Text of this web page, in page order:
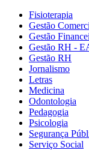
Fisioterapia
Gestão
Gestão
Gestão RH -
Gestão RH
Jornalismo
Letras
Medicina
Odontologia
Pedagogia
Psicologia
Segurança
Serviço Social